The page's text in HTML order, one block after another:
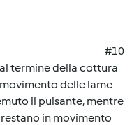
#10
termine della cottura
delle lame
il pulsante, mentre
in movimento